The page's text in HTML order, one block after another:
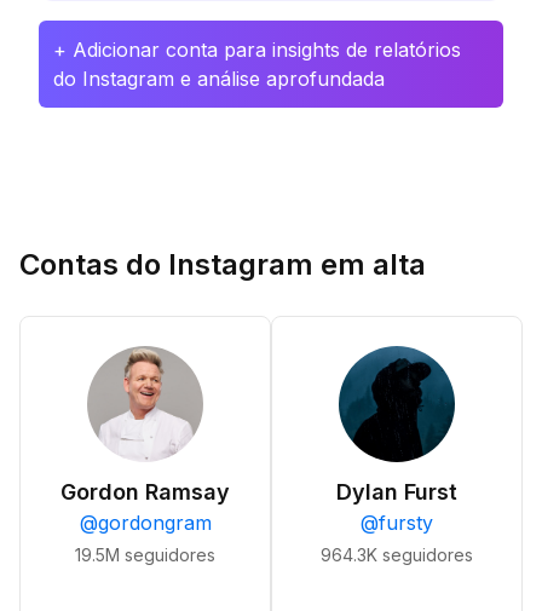
+ Adicionar conta para insights de relatórios
do Instagram e análise aprofundada
Contas do Instagram em alta
Gordon Ramsay
@gordongram
19.5M seguidores
Dylan Furst
@fursty
964.3K seguidores